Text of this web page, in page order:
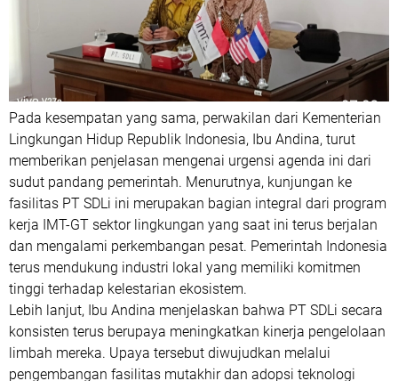
Pada kesempatan yang sama, perwakilan dari Kementerian
Lingkungan Hidup Republik Indonesia, Ibu Andina, turut
memberikan penjelasan mengenai urgensi agenda ini dari
sudut pandang pemerintah. Menurutnya, kunjungan ke
fasilitas PT SDLi ini merupakan bagian integral dari program
kerja IMT-GT sektor lingkungan yang saat ini terus berjalan
dan mengalami perkembangan pesat. Pemerintah Indonesia
terus mendukung industri lokal yang memiliki komitmen
tinggi terhadap kelestarian ekosistem.
Lebih lanjut, Ibu Andina menjelaskan bahwa PT SDLi secara
konsisten terus berupaya meningkatkan kinerja pengelolaan
limbah mereka. Upaya tersebut diwujudkan melalui
pengembangan fasilitas mutakhir dan adopsi teknologi